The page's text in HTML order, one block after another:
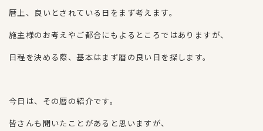
暦上、良いとされている日をまず考えます。
施主様のお考えやご都合にもよるところではありますが、
日程を決める際、基本はまず暦の良い日を探します。
今日は、その暦の紹介です。
皆さんも聞いたことがあると思いますが、